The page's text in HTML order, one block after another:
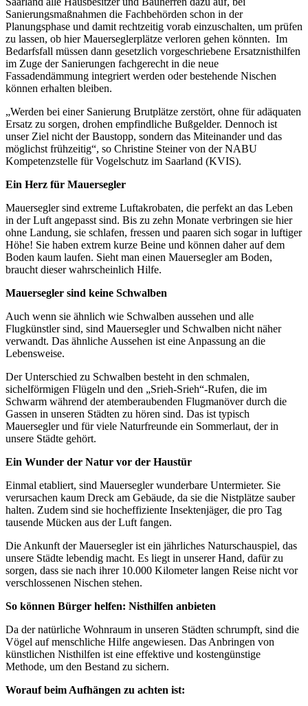
Sanierungsmaßnahmen die Fachbehörden schon in der
Planungsphase und damit rechtzeitig vorab einzuschalten, um prüfen
zu lassen, ob hier Mauerseglerplätze verloren gehen könnten. Im
Bedarfsfall müssen dann gesetzlich vorgeschriebene Ersatznisthilfen
im Zuge der Sanierungen fachgerecht in die neue
Fassadendämmung integriert werden oder bestehende Nischen
können erhalten bleiben.
„Werden bei einer Sanierung Brutplätze zerstört, ohne für adäquaten
Ersatz zu sorgen, drohen empfindliche Bußgelder. Dennoch ist
unser Ziel nicht der Baustopp, sondern das Miteinander und das
möglichst frühzeitig“, so Christine Steiner von der NABU
Kompetenzstelle für Vogelschutz im Saarland (KVIS).
Ein Herz für Mauersegler
Mauersegler sind extreme Luftakrobaten, die perfekt an das Leben
in der Luft angepasst sind. Bis zu zehn Monate verbringen sie hier
ohne Landung, sie schlafen, fressen und paaren sich sogar in luftiger
Höhe! Sie haben extrem kurze Beine und können daher auf dem
Boden kaum laufen. Sieht man einen Mauersegler am Boden,
braucht dieser wahrscheinlich Hilfe.
Mauersegler sind keine Schwalben
Auch wenn sie ähnlich wie Schwalben aussehen und alle
Flugkünstler sind, sind Mauersegler und Schwalben nicht näher
verwandt. Das ähnliche Aussehen ist eine Anpassung an die
Lebensweise.
Der Unterschied zu Schwalben besteht in den schmalen,
sichelförmigen Flügeln und den „Srieh-Srieh“-Rufen, die im
Schwarm während der atemberaubenden Flugmanöver durch die
Gassen in unseren Städten zu hören sind. Das ist typisch
Mauersegler und für viele Naturfreunde ein Sommerlaut, der in
unsere Städte gehört.
Ein Wunder der Natur vor der Haustür
Einmal etabliert, sind Mauersegler wunderbare Untermieter. Sie
verursachen kaum Dreck am Gebäude, da sie die Nistplätze sauber
halten. Zudem sind sie hocheffiziente Insektenjäger, die pro Tag
tausende Mücken aus der Luft fangen.
Die Ankunft der Mauersegler ist ein jährliches Naturschauspiel, das
unsere Städte lebendig macht. Es liegt in unserer Hand, dafür zu
sorgen, dass sie nach ihrer 10.000 Kilometer langen Reise nicht vor
verschlossenen Nischen stehen.
So können Bürger helfen: Nisthilfen anbieten
Da der natürliche Wohnraum in unseren Städten schrumpft, sind die
Vögel auf menschliche Hilfe angewiesen. Das Anbringen von
künstlichen Nisthilfen ist eine effektive und kostengünstige
Methode, um den Bestand zu sichern.
Worauf beim Aufhängen zu achten ist: